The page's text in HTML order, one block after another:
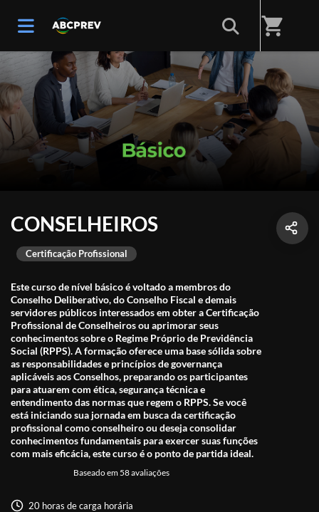
shopping_cart
CONSELHEIROS
Este curso de nível básico é voltado a membros do
Conselho Deliberativo, do Conselho Fiscal e demais
servidores públicos interessados em obter a Certificação
Profissional de Conselheiros ou aprimorar seus
conhecimentos sobre o Regime Próprio de Previdência
Social (RPPS). A formação oferece uma base sólida sobre
as responsabilidades e princípios de governança
aplicáveis aos Conselhos, preparando os participantes
para atuarem com ética, segurança técnica e
entendimento das normas que regem o RPPS. Se você
está iniciando sua jornada em busca da certificação
profissional como conselheiro ou deseja consolidar
conhecimentos fundamentais para exercer suas funções
com mais eficácia, este curso é o ponto de partida ideal.
Baseado em 58 avaliações
Certificação Profissional
20 horas de carga horária